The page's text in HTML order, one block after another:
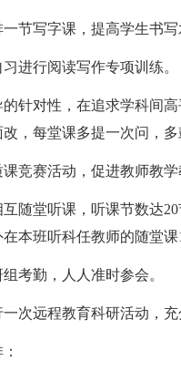
节写字课，提高学生书写
进行阅读写作专项训练。
的针对性，在追求学科间
，每堂课多提一次问，多
课竞赛活动，促进教师教学
互随堂听课，听课节数达
在本班听科任教师的随堂课
考勤，人人准时参会。
次远程教育科研活动，